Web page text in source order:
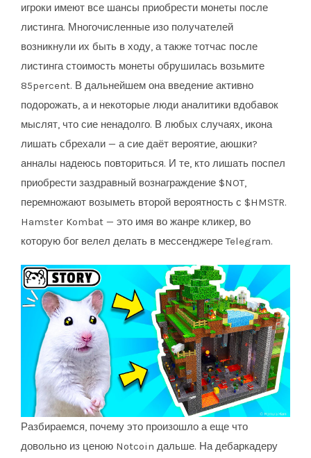
игроки имеют все шансы приобрести монеты после
листинга. Многочисленные изо получателей
возникнули их быть в ходу, а также тотчас после
листинга стоимость монеты обрушилась возьмите
85percent. В дальнейшем она введение активно
подорожать, а и некоторые люди аналитики вдобавок
мыслят, что сие ненадолго. В любых случаях, икона
лишать сбрехали — а сие даёт вероятие, аюшки?
анналы надеюсь повториться. И те, кто лишать поспел
приобрести заздравный вознаграждение $NOT,
перемножают возыметь второй вероятность с $HMSTR.
Hamster Kombat — это имя во жанре кликер, во
которую бог велел делать в мессенджере Telegram.
Разбираемся, почему это произошло а еще что
довольно из ценою Notcoin дальше. На дебаркадеру